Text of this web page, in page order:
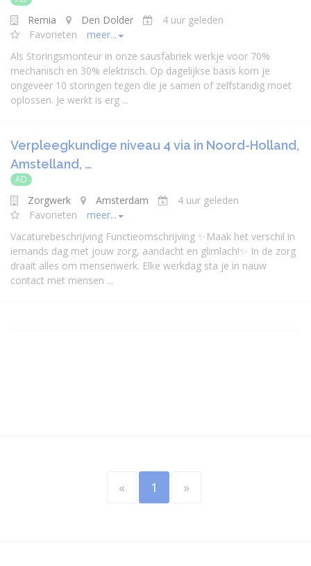
Remia Den Dolder
4 uur geleden
Favorieten
meer...
Als Storingsmonteur in onze sausfabriek werkje voor 70%
mechanisch en 30% elektrisch. Op dagelijkse basis kom je
ongeveer 10 storingen tegen die je samen of zelfstandig moet
oplossen. Je werkt is erg ...
Verpleegkundige niveau 4 via in Noord-Holland,
Amstelland, …
AD
Zorgwerk Amsterdam
4 uur geleden
Favorieten
meer...
Vacaturebeschrijving Functieomschrijving ✨Maak het verschil in
iemands dag met jouw zorg, aandacht en glimlach!✨ In de zorg
draait alles om mensenwerk. Elke werkdag sta je in nauw
contact met mensen ...
« 1 »